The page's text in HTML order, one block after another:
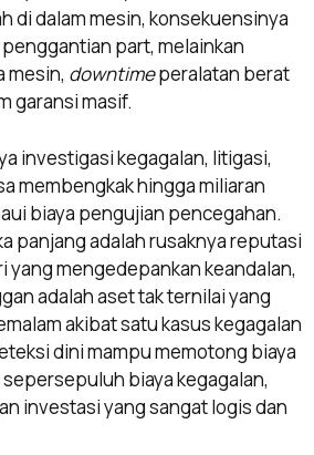
di dalam mesin, konsekuensinya
part, melainkan
mesin, downtimeperalatan berat
garansi masif.
investigasi kegagalan, litigasi,
membengkak hingga miliaran
biaya pengujian pencegahan.
panjang adalah rusaknya reputasi
yang mengedepankan keandalan,
adalah aset tak ternilai yang
akibat satu kasus kegagalan
dini mampu memotong biaya
biaya kegagalan,
investasi yang sangat logis dan